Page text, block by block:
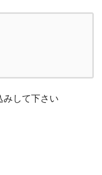
して下さい